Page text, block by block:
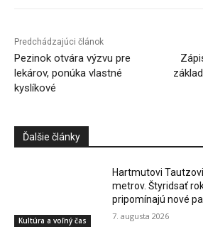
Predchádzajúci článok
Pezinok otvára výzvu pre
lekárov, ponúka vlastné
kyslíkové
Ďalšie články
Kultúra a voľný čas
Hartmutovi
metrov. Štyridsať
pripomínajú nové
7. augusta 2026